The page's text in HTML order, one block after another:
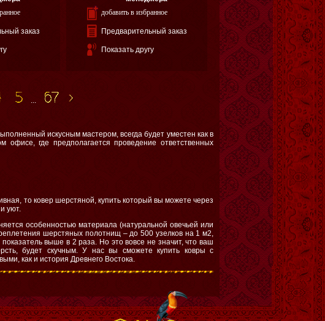
заказ
добавить в избранное
Предварительный заказ
Показать другу
...
искусным мастером, всегда будет уместен как в
где предполагается проведение ответственных
то ковер шерстяной, купить который вы можете через
уют.
особенностью материала (натуральной овечьей или
шерстяных полотнищ – до 500 узелков на 1 м2,
выше в 2 раза. Но это вовсе не значит, что ваш
будет скучным. У нас вы сможете купить ковры с
как и история Древнего Востока.